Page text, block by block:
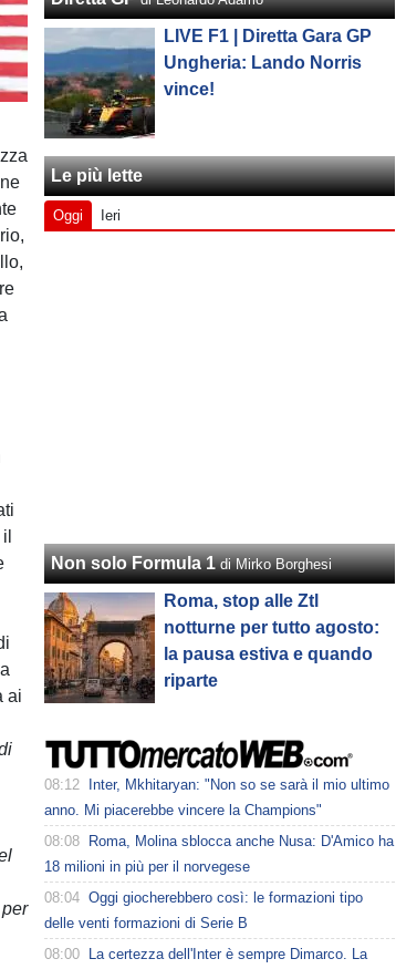
ai
LIVE F1 | Diretta Gara GP
Ungheria: Lando Norris
vince!
Le più lette
Oggi Ieri
Non solo Formula 1 di Mirko Borghesi
Roma, stop alle Ztl
notturne per tutto agosto:
la pausa estiva e quando
riparte
08:12
Inter, Mkhitaryan: "Non so se sarà il mio ultimo
anno. Mi piacerebbe vincere la Champions"
08:08
Roma, Molina sblocca anche Nusa: D'Amico ha
18 milioni in più per il norvegese
08:04 Oggi giocherebbero così: le formazioni tipo
delle venti formazioni di Serie B
08:00
La certezza dell'Inter è sempre Dimarco. La